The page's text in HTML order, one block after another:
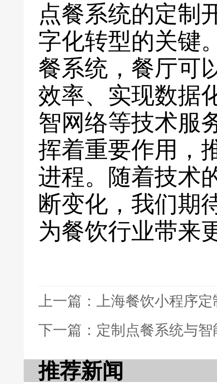
点餐系统的定制
字化转型的关键
餐系统，餐厅可
效率、实现数据
智网络等技术服
挥着重要作用，
进程。随着技术
断变化，我们期
为餐饮行业带来
上一篇：上海餐饮小程序
下一篇：定制点餐系统与
推荐新闻